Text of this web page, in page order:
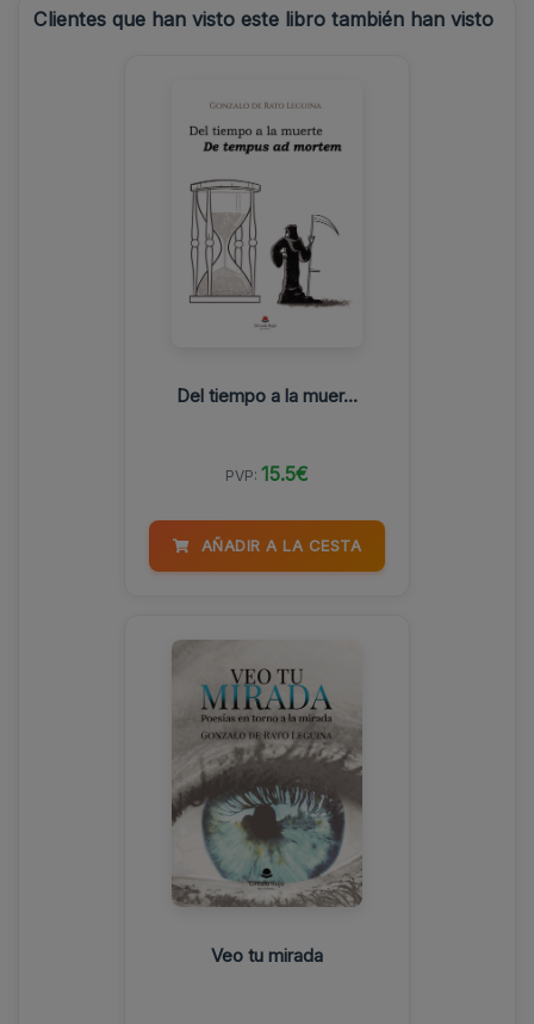
Clientes que han visto este libro también han visto
Del tiempo a la muer...
PVP: 15.5€
AÑADIR A LA CESTA
Veo tu mirada